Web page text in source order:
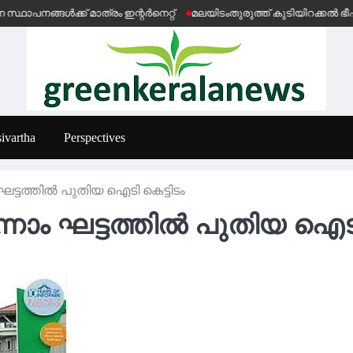
മാത്രം ഇന്റർനെറ്റ് മലയിടംതുരുത്ത് കുടിയിറക്കൽ ഭീഷണിക്ക്
Perspectives
പുതിയ ഐടി കെട്ടിടം
ഘട്ടത്തിൽ പുതിയ ഐടി